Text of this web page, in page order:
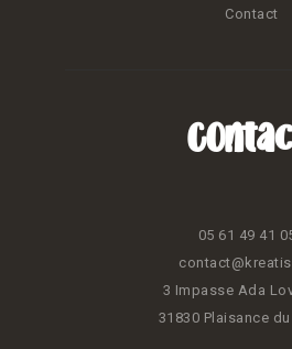
Contact
05 61 49 41
3 Impasse Ada
31830 Plaisance du